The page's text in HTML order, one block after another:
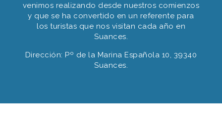
venimos realizando desde nuestros comienzos
y que se ha convertido en un referente para
los turistas que nos visitan cada año en
Suances.
Dirección: Pº de la Marina Española 10, 39340
Suances.